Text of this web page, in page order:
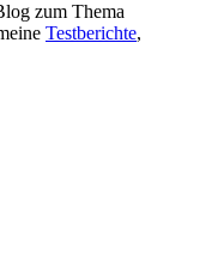
zum Thema
Testberichte,